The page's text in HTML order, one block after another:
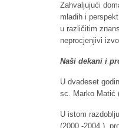
Zahvaljujući
mladih i
u različitim
neprocjenjivi
Naši dekani i
U dvadeset
sc. Marko Matić
U istom
(2000.-2004.),